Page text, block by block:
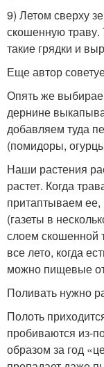
9) Летом сверху
скошенную траву.
такие грядки и
Еще автор
Опять же
дернине
добавляем туда
(помидоры,
Наши растения
растет. Когда
притаптываем
(газеты в
слоем скошенной
все лето, когда
можно пищевые
Поливать нужно
Полоть
пробиваются из-
образом за год